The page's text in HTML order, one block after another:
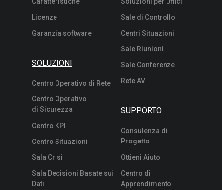
SOLUZIONI
SUPPORTO
Licenze
Centro Operativo di Rete
Centro Operativo
di Sicurezza
Centro KPI
Centro Situazioni
Sala Crisi
Sala Decisioni Basate sui
Dati
Consulenza di
Progetto
Ottieni Aiuto
Centro di
Apprendimento
Garanzia software
Sale di Controllo
Centri Situazioni
Sale Riunioni
Sale Conferenze
Rete AV